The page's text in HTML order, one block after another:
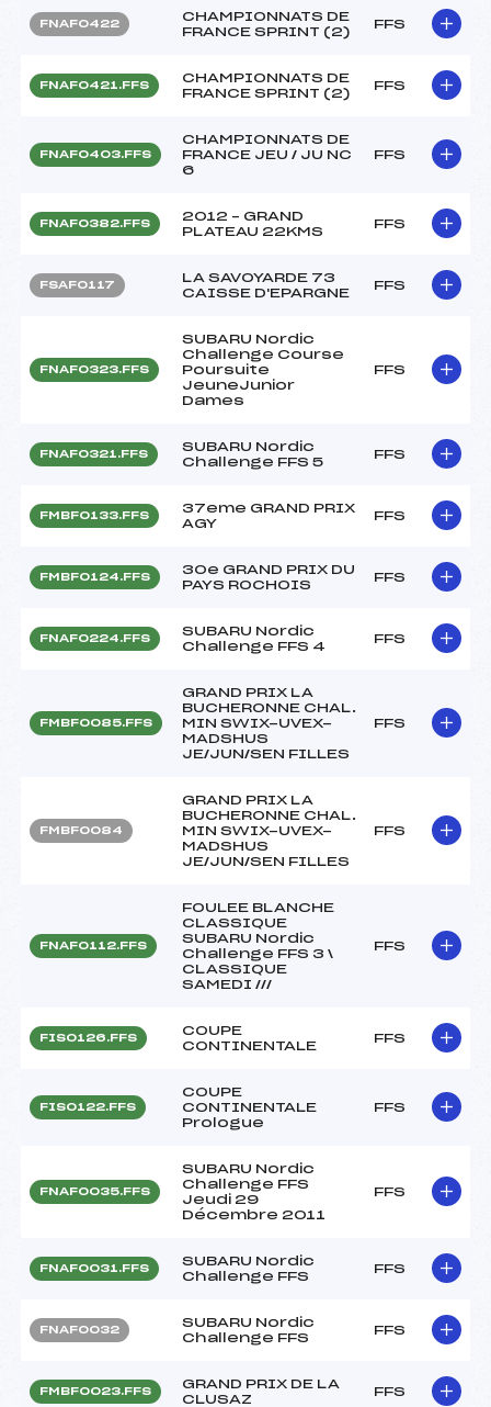
FNAF0422
CHAMPIONNATS DE
FRANCE SPRINT (2)
FFS
FNAF0421.FFS
CHAMPIONNATS DE
FRANCE SPRINT (2)
FFS
FNAF0403.FFS
CHAMPIONNATS DE
FRANCE JEU / JU NC
6
FFS
FNAF0382.FFS
2012 – GRAND
PLATEAU 22KMS
FFS
FSAF0117
LA SAVOYARDE 73
CAISSE D'EPARGNE
FFS
FNAF0323.FFS
SUBARU Nordic
Challenge Course
Poursuite
JeuneJunior
Dames
FFS
FNAF0321.FFS
SUBARU Nordic
Challenge FFS 5
FFS
FMBF0133.FFS
37eme GRAND PRIX
AGY
FFS
FMBF0124.FFS
30e GRAND PRIX DU
PAYS ROCHOIS
FFS
FNAF0224.FFS
SUBARU Nordic
Challenge FFS 4
FFS
FMBF0085.FFS
GRAND PRIX LA
BUCHERONNE CHAL.
MIN SWIX-UVEX-
MADSHUS
JE/JUN/SEN FILLES
FFS
FMBF0084
GRAND PRIX LA
BUCHERONNE CHAL.
MIN SWIX-UVEX-
MADSHUS
JE/JUN/SEN FILLES
FFS
FNAF0112.FFS
FOULEE BLANCHE
CLASSIQUE
SUBARU Nordic
Challenge FFS 3 \
CLASSIQUE
SAMEDI ///
FFS
FIS0126.FFS
COUPE
CONTINENTALE
FFS
FIS0122.FFS
COUPE
CONTINENTALE
Prologue
FFS
FNAF0035.FFS
SUBARU Nordic
Challenge FFS
Jeudi 29
Décembre 2011
FFS
FNAF0031.FFS
SUBARU Nordic
Challenge FFS
FFS
FNAF0032
SUBARU Nordic
Challenge FFS
FFS
FMBF0023.FFS
GRAND PRIX DE LA
CLUSAZ
FFS